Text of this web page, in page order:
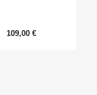
109,00 €